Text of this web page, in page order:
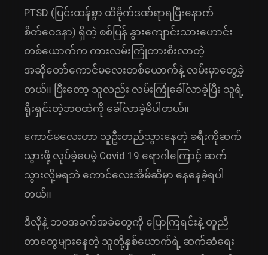
PTSD (ပြင်းထန်စွာ ထိခိုက်ဒဏ်ရာရပြီးနောက်
စိတ်ဝေဒနာ) ရှိတဲ့ စစ်ပြန် နွားကျောင်းသားဟောင်း
တစ်ယောက်က ကားလမ်းကြုံတားစီးလာတဲ့
အဆိုတော်ကောင်မလေးတစ်ယောက်နဲ့ လမ်းမှာတွေ့ခဲ့
တယ်။ ပြီးတော့ သူလည်း လမ်းကြုံခေါ်လာခဲ့ပြီး သူရဲ့
ရိုးရှင်းတဲ့ဘဝထဲကို ခေါ်လာခဲ့မိပါတယ်။
ကောင်မလေးဟာ သူဦးတည်သွားနေတဲ့ ခရီးကိုဆက်
သွားဖို့ လုပ်ခဲ့ပေမဲ့ Covid 19 ရောဂါကြောင့် ဆက်
သွားလို့မရဘဲ ကောင်လေးအိမ်ဆီမှာ နေနေခဲ့ရပါ
တယ်။
ဒီလိုနဲ့ ဘဝအခက်အခဲတွေကို ပြောကြရင်းနဲ့ တူညီ
တာတွေများနေတဲ့ သူတို့နှစ်ယောက်ရဲ့ ဆက်ဆံရေး